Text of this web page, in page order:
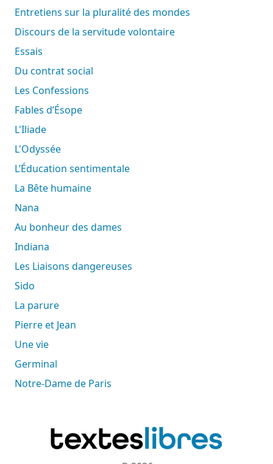
Entretiens sur la pluralité des mondes
Discours de la servitude volontaire
Essais
Du contrat social
Les Confessions
Fables d’Ésope
L'Iliade
L'Odyssée
L’Éducation sentimentale
La Bête humaine
Nana
Au bonheur des dames
Indiana
Les Liaisons dangereuses
Sido
La parure
Pierre et Jean
Une vie
Germinal
Notre-Dame de Paris